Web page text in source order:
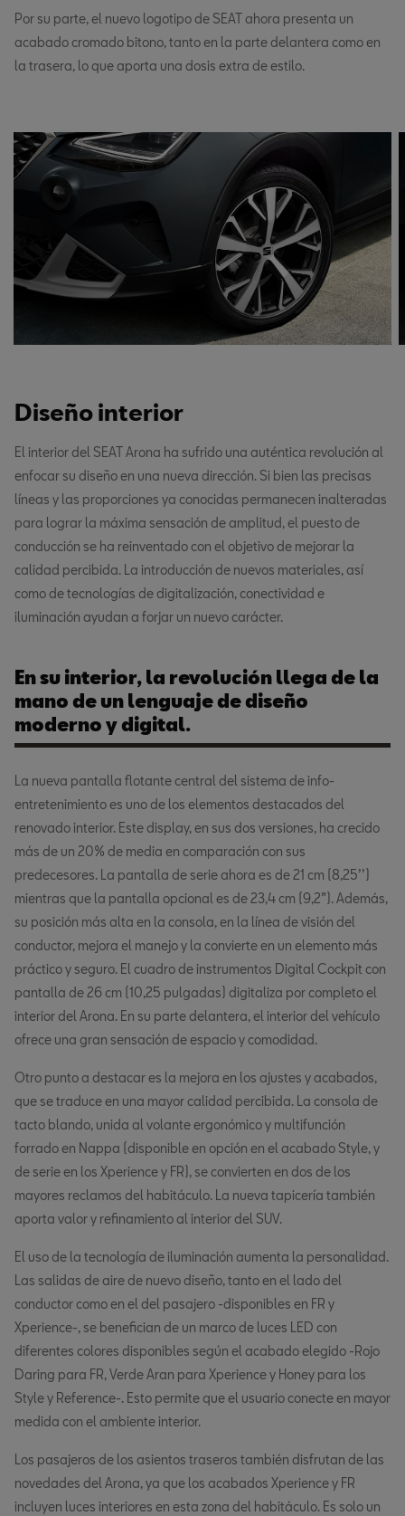
Por su parte, el nuevo logotipo de SEAT ahora presenta un
acabado cromado bitono, tanto en la parte delantera como en
la trasera, lo que aporta una dosis extra de estilo.
Diseño interior
El interior del SEAT Arona ha sufrido una auténtica revolución al
enfocar su diseño en una nueva dirección. Si bien las precisas
líneas y las proporciones ya conocidas permanecen inalteradas
para lograr la máxima sensación de amplitud, el puesto de
conducción se ha reinventado con el objetivo de mejorar la
calidad percibida. La introducción de nuevos materiales, así
como de tecnologías de digitalización, conectividad e
iluminación ayudan a forjar un nuevo carácter.
En su interior, la revolución llega de la
mano de un lenguaje de diseño
moderno y digital.
La nueva pantalla flotante central del sistema de info-
entretenimiento es uno de los elementos destacados del
renovado interior. Este display, en sus dos versiones, ha crecido
más de un 20% de media en comparación con sus
predecesores. La pantalla de serie ahora es de 21 cm (8,25’’)
mientras que la pantalla opcional es de 23,4 cm (9,2”). Además,
su posición más alta en la consola, en la línea de visión del
conductor, mejora el manejo y la convierte en un elemento más
práctico y seguro. El cuadro de instrumentos Digital Cockpit con
pantalla de 26 cm (10,25 pulgadas) digitaliza por completo el
interior del Arona. En su parte delantera, el interior del vehículo
ofrece una gran sensación de espacio y comodidad.
Otro punto a destacar es la mejora en los ajustes y acabados,
que se traduce en una mayor calidad percibida. La consola de
tacto blando, unida al volante ergonómico y multifunción
forrado en Nappa (disponible en opción en el acabado Style, y
de serie en los Xperience y FR), se convierten en dos de los
mayores reclamos del habitáculo. La nueva tapicería también
aporta valor y refinamiento al interior del SUV.
El uso de la tecnología de iluminación aumenta la personalidad.
Las salidas de aire de nuevo diseño, tanto en el lado del
conductor como en el del pasajero -disponibles en FR y
Xperience-, se benefician de un marco de luces LED con
diferentes colores disponibles según el acabado elegido -Rojo
Daring para FR, Verde Aran para Xperience y Honey para los
Style y Reference-. Esto permite que el usuario conecte en mayor
medida con el ambiente interior.
Los pasajeros de los asientos traseros también disfrutan de las
novedades del Arona, ya que los acabados Xperience y FR
incluyen luces interiores en esta zona del habitáculo. Es solo un